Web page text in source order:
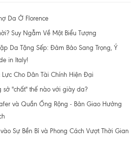
Da Ở Florence
Suy Ngẫm Về Một Biểu Tượng
Da Tặng Sếp: Đảm Bảo Sang Trọng, Ý
in Italy!
Cho Dân Tài Chính Hiện Đại
sở "chất" thế nào với giày da?
và Quần Ống Rộng - Bản Giao Hưởng
Sự Bền Bỉ và Phong Cách Vượt Thời Gian